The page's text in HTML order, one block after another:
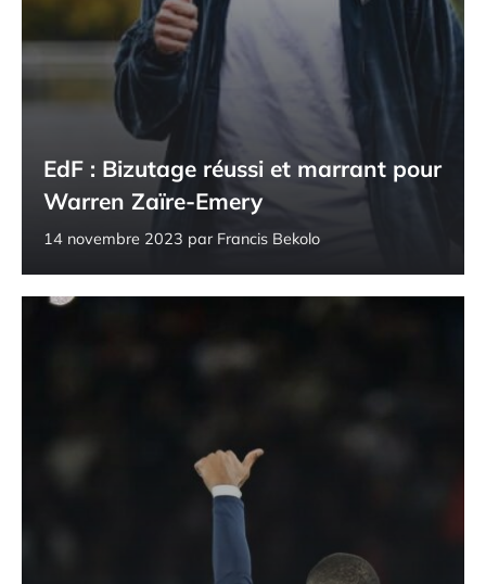
EdF : Bizutage réussi et marrant pour
Warren Zaïre-Emery
14 novembre 2023 par Francis Bekolo